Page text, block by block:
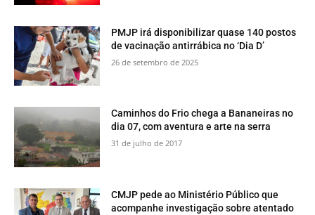
PMJP irá disponibilizar quase 140 postos
de vacinação antirrábica no ‘Dia D’
26 de setembro de 2025
​Caminhos do Frio chega a Bananeiras no
dia 07, com aventura e arte na serra
31 de julho de 2017
CMJP pede ao Ministério Público que
acompanhe investigação sobre atentado